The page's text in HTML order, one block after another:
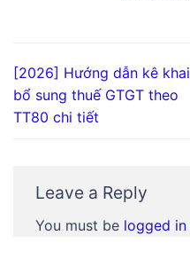
[2026] Hướng dẫn kê khai
bổ sung thuế GTGT theo
TT80 chi tiết
Leave a Reply
You must be logged in